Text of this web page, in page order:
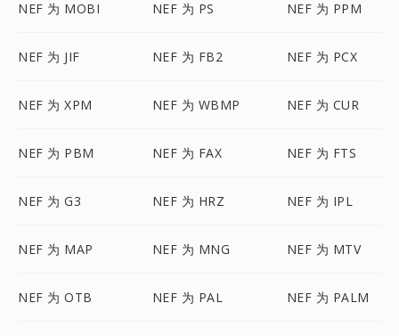
NEF 为 MOBI NEF 为 PS NEF 为 PPM
NEF 为 JIF NEF 为 FB2 NEF 为 PCX
NEF 为 XPM NEF 为 WBMP NEF 为 CUR
NEF 为 PBM NEF 为 FAX NEF 为 FTS
NEF 为 G3 NEF 为 HRZ NEF 为 IPL
NEF 为 MAP NEF 为 MNG NEF 为 MTV
NEF 为 OTB NEF 为 PAL NEF 为 PALM